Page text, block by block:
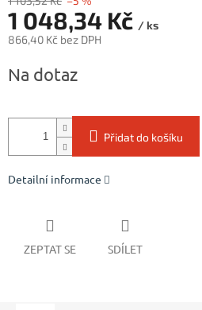
1 048,34 Kč / ks
866,40 Kč bez DPH
cena:
Na dotaz
Přidat do košíku
Detailní informace
ZEPTAT SE SDÍLET